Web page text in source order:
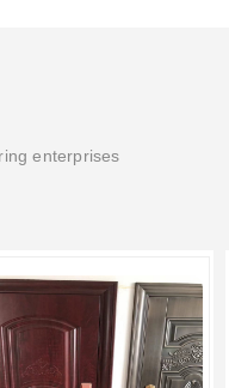
enterprises